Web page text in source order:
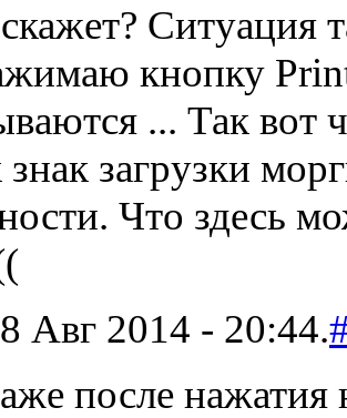
Ситуация
кнопку
... Так вот
знак загрузки
Что здесь
Авг 2014 - 20:44.
после